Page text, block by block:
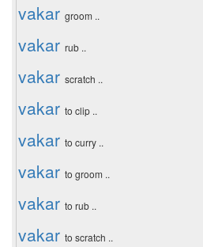
vakar groom ..
vakar rub ..
vakar scratch ..
vakar to clip ..
vakar to curry ..
vakar to groom ..
vakar to rub ..
vakar to scratch ..